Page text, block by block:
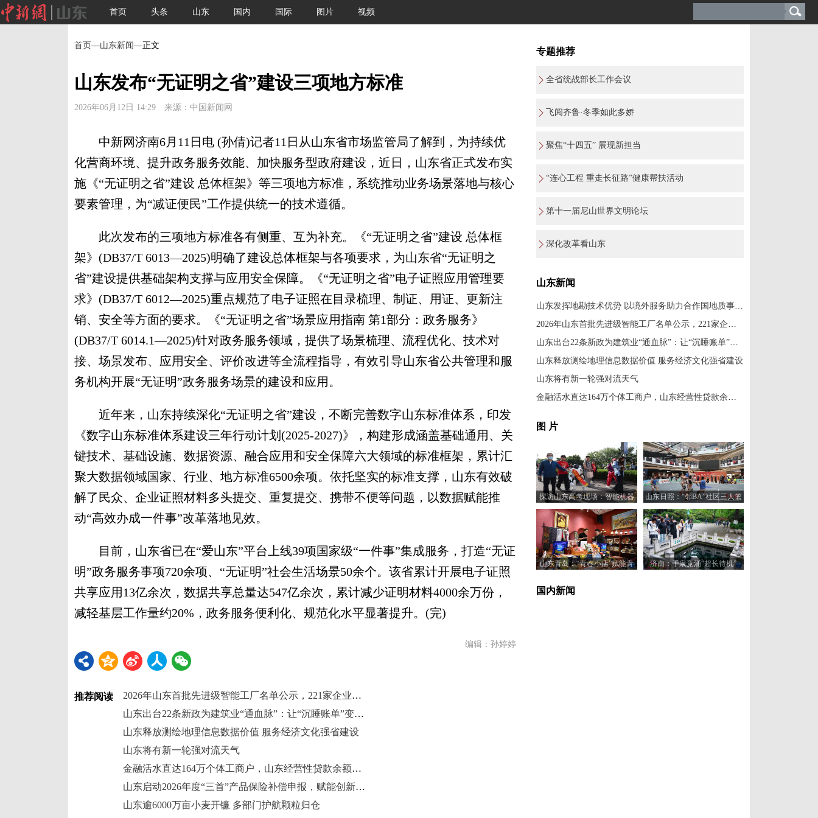
首页 头条 山东 国内 国际 图片 视频
首页—山东新闻—正文
山东发布“无证明之省”建设三项地方标准
2026年06月12日 14:29 来源：中国新闻网
中新网济南6月11日电 (孙倩)记者11日从山东省市场监管局了解到，为持续优
化营商环境、提升政务服务效能、加快服务型政府建设，近日，山东省正式发布实
施《“无证明之省”建设 总体框架》等三项地方标准，系统推动业务场景落地与核心
要素管理，为“减证便民”工作提供统一的技术遵循。
此次发布的三项地方标准各有侧重、互为补充。《“无证明之省”建设 总体框
架》(DB37/T 6013—2025)明确了建设总体框架与各项要求，为山东省“无证明之
省”建设提供基础架构支撑与应用安全保障。《“无证明之省”电子证照应用管理要
求》(DB37/T 6012—2025)重点规范了电子证照在目录梳理、制证、用证、更新注
销、安全等方面的要求。《“无证明之省”场景应用指南 第1部分：政务服务》
(DB37/T 6014.1—2025)针对政务服务领域，提供了场景梳理、流程优化、技术对
接、场景发布、应用安全、评价改进等全流程指导，有效引导山东省公共管理和服
务机构开展“无证明”政务服务场景的建设和应用。
近年来，山东持续深化“无证明之省”建设，不断完善数字山东标准体系，印发
《数字山东标准体系建设三年行动计划(2025-2027)》，构建形成涵盖基础通用、关
键技术、基础设施、数据资源、融合应用和安全保障六大领域的标准框架，累计汇
聚大数据领域国家、行业、地方标准6500余项。依托坚实的标准支撑，山东有效破
解了民众、企业证照材料多头提交、重复提交、携带不便等问题，以数据赋能推
动“高效办成一件事”改革落地见效。
目前，山东省已在“爱山东”平台上线39项国家级“一件事”集成服务，打造“无证
明”政务服务事项720余项、“无证明”社会生活场景50余个。该省累计开展电子证照
共享应用13亿余次，数据共享总量达547亿余次，累计减少证明材料4000余万份，
减轻基层工作量约20%，政务服务便利化、规范化水平显著提升。(完)
编辑：孙婷婷
推荐阅读
2026年山东首批先进级智能工厂名单公示，221家企业入选
山东出台22条新政为建筑业“通血脉”：让“沉睡账单”变“流动资金”
山东释放测绘地理信息数据价值 服务经济文化强省建设
山东将有新一轮强对流天气
金融活水直达164万个体工商户，山东经营性贷款余额近6474亿元
山东启动2026年度“三首”产品保险补偿申报，赋能创新产品推广应用
山东逾6000万亩小麦开镰 多部门护航颗粒归仓
专题推荐
全省统战部长工作会议
飞阅齐鲁·冬季如此多娇
聚焦“十四五” 展现新担当
“连心工程 重走长征路”健康帮扶活动
第十一届尼山世界文明论坛
深化改革看山东
山东新闻
山东发挥地勘技术优势 以境外服务助力合作国地质事业发展
2026年山东首批先进级智能工厂名单公示，221家企业入选
山东出台22条新政为建筑业“通血脉”：让“沉睡账单”变“流动资金”
山东释放测绘地理信息数据价值 服务经济文化强省建设
山东将有新一轮强对流天气
金融活水直达164万个体工商户，山东经营性贷款余额近6474亿元
图 片
探访山东高考现场：智能机器
人“趣味护考”
山东日照：“邻BA”社区三人篮
球赛火热开打
山东青岛：“青春小店”赋能青
济南：千泉竞涌“超长待机”
国内新闻